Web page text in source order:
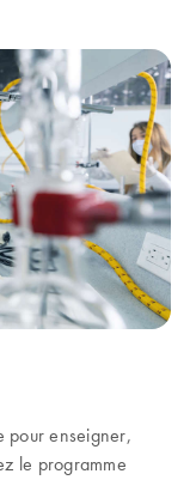
pour enseigner,
le programme